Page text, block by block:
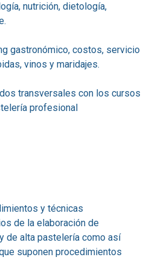
nutrición, dietología,
gastronómico, costos, servicio
vinos y maridajes.
transversales con los cursos
profesional
y técnicas
de la elaboración de
de alta pastelería como así
suponen procedimientos